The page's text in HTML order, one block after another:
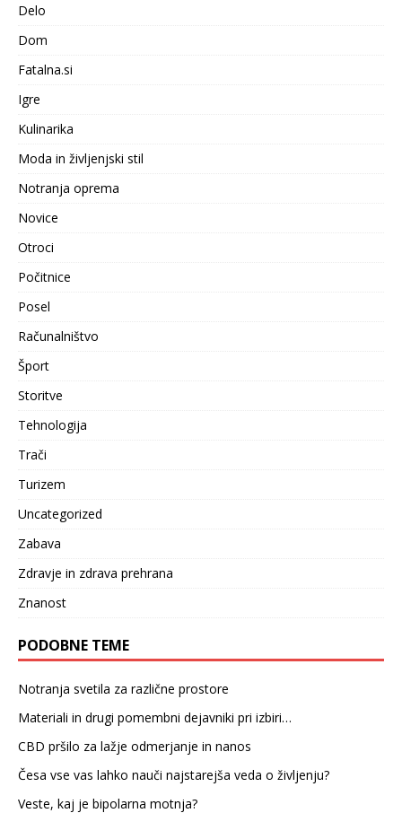
Delo
Dom
Fatalna.si
Igre
Kulinarika
Moda in življenjski stil
Notranja oprema
Novice
Otroci
Počitnice
Posel
Računalništvo
Šport
Storitve
Tehnologija
Trači
Turizem
Uncategorized
Zabava
Zdravje in zdrava prehrana
Znanost
PODOBNE TEME
Notranja svetila za različne prostore
Materiali in drugi pomembni dejavniki pri izbiri…
CBD pršilo za lažje odmerjanje in nanos
Česa vse vas lahko nauči najstarejša veda o življenju?
Veste, kaj je bipolarna motnja?